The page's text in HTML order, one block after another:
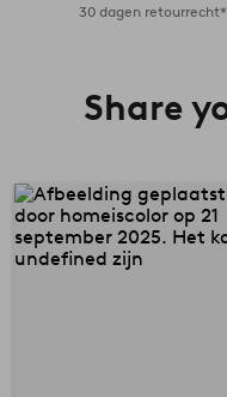
30 dagen retourrecht*
Share